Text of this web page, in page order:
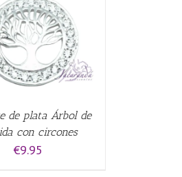
de plata Árbol de
con circones
€9.95